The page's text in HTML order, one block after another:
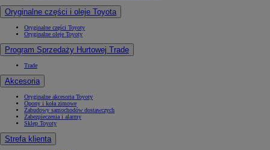
Oryginalne części i oleje Toyota
Oryginalne części Toyoty
Oryginalne oleje Toyoty
Program Sprzedaży Hurtowej Trade
Trade
Akcesoria
Oryginalne akcesoria Toyoty
Opony i koła zimowe
Zabudowy samochodów dostawczych
Zabezpieczenia i alarmy
Sklep Toyoty
Strefa klienta